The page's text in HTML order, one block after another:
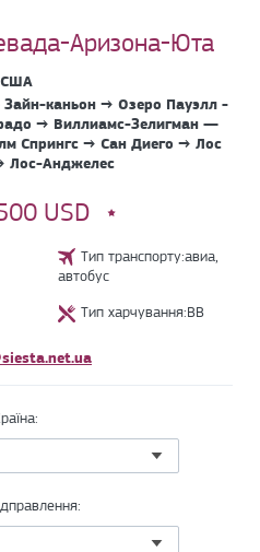
Аризона-Юта
США
каньон → Озеро Пауэлл -
→ Виллиамс-Зелигман —
Спрингс → Сан Диего → Лос
Лос-Анджелес
USD
Тип транспорту:авиа,
автобус
Тип харчування:BB